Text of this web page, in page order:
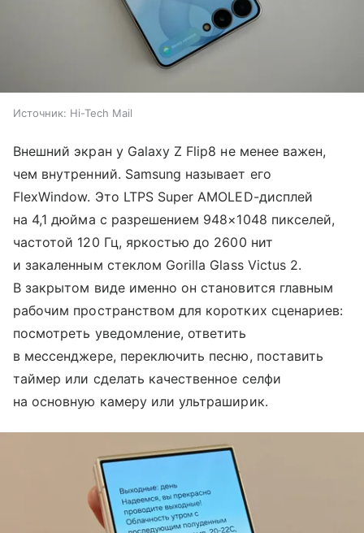
Источник: Hi-Tech Mail
Внешний экран у Galaxy Z Flip8 не менее важен,
чем внутренний. Samsung называет его
FlexWindow. Это LTPS Super AMOLED-дисплей
на 4,1 дюйма с разрешением 948×1048 пикселей,
частотой 120 Гц, яркостью до 2600 нит
и закаленным стеклом Gorilla Glass Victus 2.
В закрытом виде именно он становится главным
рабочим пространством для коротких сценариев:
посмотреть уведомление, ответить
в мессенджере, переключить песню, поставить
таймер или сделать качественное селфи
на основную камеру или ультраширик.